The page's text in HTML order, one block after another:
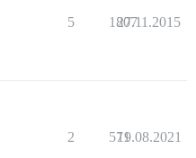
5 1807
27.11.2015
2 571
19.08.2021